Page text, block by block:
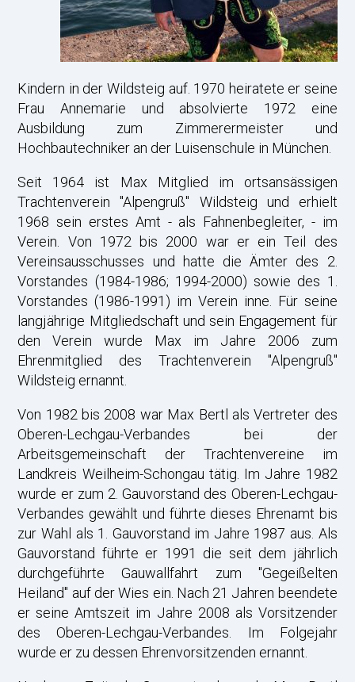
Kindern in der Wildsteig auf. 1970 heiratete er seine
Frau Annemarie und absolvierte 1972 eine
Ausbildung zum Zimmerermeister und
Hochbautechniker an der Luisenschule in München.
Seit 1964 ist Max Mitglied im ortsansässigen
Trachtenverein "Alpengruß" Wildsteig und erhielt
1968 sein erstes Amt - als Fahnenbegleiter, - im
Verein. Von 1972 bis 2000 war er ein Teil des
Vereinsausschusses und hatte die Ämter des 2.
Vorstandes (1984-1986; 1994-2000) sowie des 1.
Vorstandes (1986-1991) im Verein inne. Für seine
langjährige Mitgliedschaft und sein Engagement für
den Verein wurde Max im Jahre 2006 zum
Ehrenmitglied des Trachtenverein "Alpengruß"
Wildsteig ernannt.
Von 1982 bis 2008 war Max Bertl als Vertreter des
Oberen-Lechgau-Verbandes bei der
Arbeitsgemeinschaft der Trachtenvereine im
Landkreis Weilheim-Schongau tätig. Im Jahre 1982
wurde er zum 2. Gauvorstand des Oberen-Lechgau-
Verbandes gewählt und führte dieses Ehrenamt bis
zur Wahl als 1. Gauvorstand im Jahre 1987 aus. Als
Gauvorstand führte er 1991 die seit dem jährlich
durchgeführte Gauwallfahrt zum "Gegeißelten
Heiland" auf der Wies ein. Nach 21 Jahren beendete
er seine Amtszeit im Jahre 2008 als Vorsitzender
des Oberen-Lechgau-Verbandes. Im Folgejahr
wurde er zu dessen Ehrenvorsitzenden ernannt.